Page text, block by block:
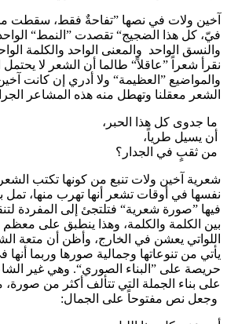
آخين ولات في نصها ”تفاحةٌ فقط، سقطت
فيّ، كل هذا الضجيج“ تقصدت ”النمط“
والنسق الواحد والمعنى الواحد والكلمة
نقرأ شعراً ”عاقلاً“ طالما أن الشعر لا يحتمل
والمواضيع ”العظيمة“ ولا أدري إن كانت
الشعر معقلنا وتهطل منه هذه المشاعر
ما جدوى كل هذا الحبر،
أن يسيل طرياً،
من ثقبٍ في الجدار؟
شعرية آخين ولات تنبع من كونها تكتب
نفسها في أوقات تشعر أنها تهرب منها،
فيها ”صورة شعرية“ فتلتجئ إلى المفردة
بين الكلمة والكلمة، وهذا ينطبق على
اللواتي يعشن في الخارج، وأظن أن متعة
يأتي من تنوعاتها وجمالية صورها وربما
حريصة على ”البناء الصوري“. وهي غير
على بناء الجملة التي تتألف أكثر من صورة،
وجعل نص مفتوحاً على الجمال: